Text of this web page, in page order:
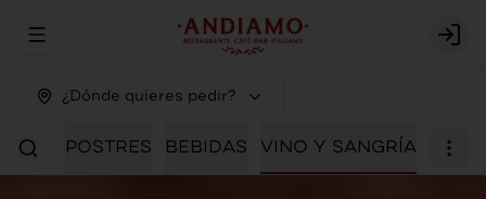
Abrir menu de navegación
¿Dónde quieres pedir?
POSTRES BEBIDAS VINO Y SANGRÍA